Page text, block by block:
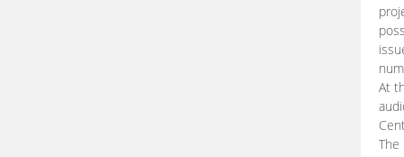
At
The